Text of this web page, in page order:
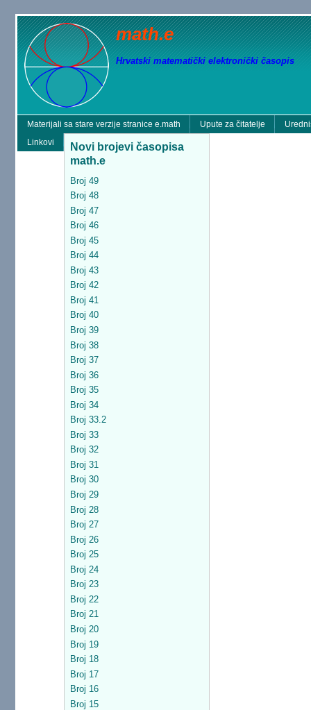
math.e
Hrvatski matematički elektronički časopis
Materijali sa stare verzije stranice e.math Upute za čitatelje
Linkovi
Novi brojevi časopisa
math.e
Broj 49
Broj 48
Broj 47
Broj 46
Broj 45
Broj 44
Broj 43
Broj 42
Broj 41
Broj 40
Broj 39
Broj 38
Broj 37
Broj 36
Broj 35
Broj 34
Broj 33.2
Broj 33
Broj 32
Broj 31
Broj 30
Broj 29
Broj 28
Broj 27
Broj 26
Broj 25
Broj 24
Broj 23
Broj 22
Broj 21
Broj 20
Broj 19
Broj 18
Broj 17
Broj 16
Broj 15